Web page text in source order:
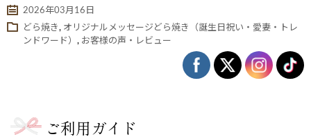
2026年03月16日
どら焼き, オリジナルメッセージどら焼き（誕生日祝い・愛妻・トレ
ンドワード） , お客様の声・レビュー
ご利用ガイド